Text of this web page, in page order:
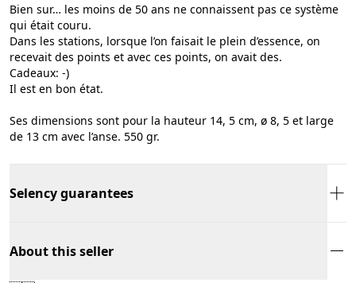
Bien sur… les moins de 50 ans ne connaissent pas ce système
qui était couru.
Dans les stations, lorsque l’on faisait le plein d’essence, on
recevait des points et avec ces points, on avait des.
Cadeaux: -)
Il est en bon état.
Ses dimensions sont pour la hauteur 14, 5 cm, ø 8, 5 et large
de 13 cm avec l’anse. 550 gr.
Selency guarantees
About this seller